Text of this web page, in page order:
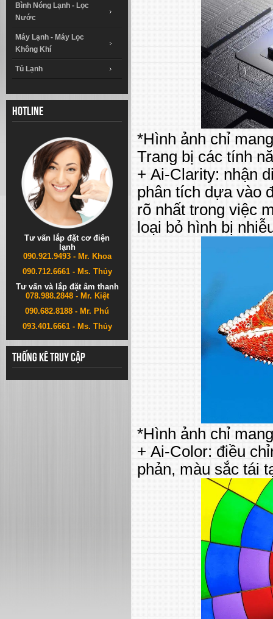
Bình Nóng Lạnh - Lọc
Nước
Máy Lạnh - Máy Lọc
Không Khí
Tủ Lạnh
Hotline
Tư vấn lắp đặt cơ điện
lạnh
090.921.9493 - Mr. Khoa
090.712.6661 - Ms. Thủy
Tư vấn và lắp đặt âm thanh
078.988.2848 - Mr. Kiệt
090.682.8188 - Mr. Phú
093.401.6661 - Ms. Thủy
Thống kê truy cập
*Hình ảnh chỉ
Trang bị các tính
+ Ai-Clarity: nhận
phân tích dựa vào
rõ nhất trong việc
loại bỏ hình bị
*Hình ảnh chỉ
+ Ai-Color: điều
phản, màu sắc tái